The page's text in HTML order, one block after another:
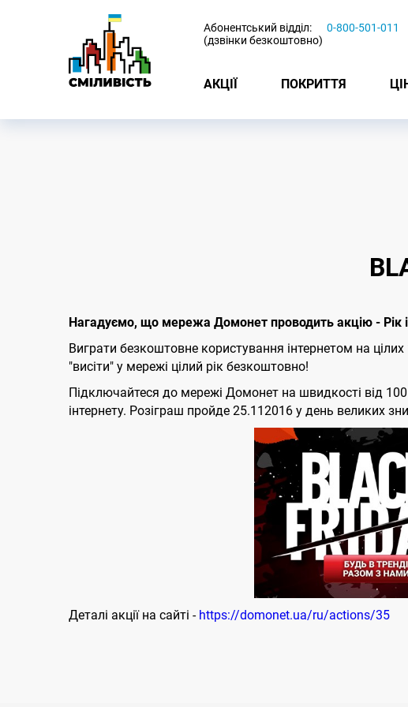
Абонентський відділ:
(дзвінки безкоштовно)
0-800-501-011
АКЦІЇ ПОКРИТТЯ
Нагадуємо, що мережа Домонет проводить акцію - Рік
Виграти безкоштовне користування інтернетом на
"висіти" у мережі цілий рік безкоштовно!
Підключайтеся до мережі Домонет на швидкості від
інтернету. Розіграш пройде 25.112016 у день великих
Деталі акції на сайті - https://domonet.ua/ru/actions/35